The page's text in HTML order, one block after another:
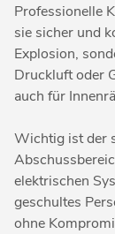
Professionelle
sie sicher und
Explosion,
Druckluft oder
auch für
Wichtig ist der
elektrischen
geschultes
ohne